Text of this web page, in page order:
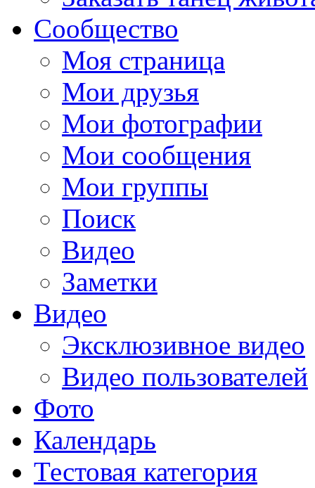
Сообщество
Моя страница
Мои друзья
Мои фотографии
Мои сообщения
Мои группы
Поиск
Видео
Заметки
Видео
Эксклюзивное видео
Видео пользователей
Фото
Календарь
Тестовая категория